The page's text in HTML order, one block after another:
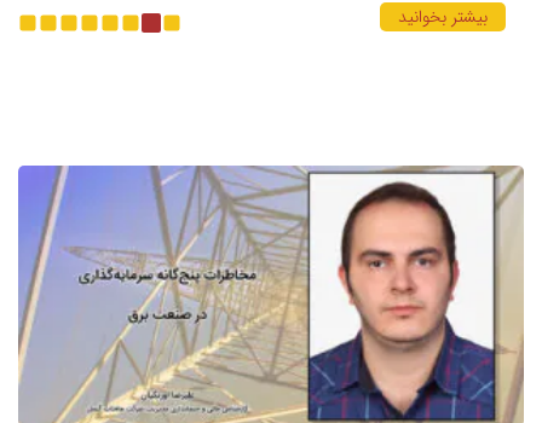
بیشتر بخوانید